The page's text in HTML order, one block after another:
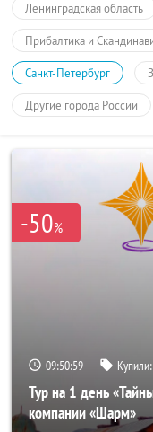
Ленинградская область
Прибалтика и
Санкт-Петербург
Другие города России
-50%
09:50:59 Купили:
Тур на 1 день
компании «Шарм»